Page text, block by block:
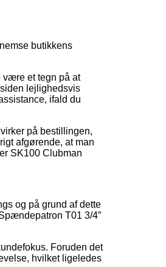
butikkens
være et tegn på at
lejlighedsvis
ifald du
på bestillingen,
afgørende, at man
SK100 Clubman
og på grund af dette
T01 3/4″
Foruden det
hvilket ligeledes